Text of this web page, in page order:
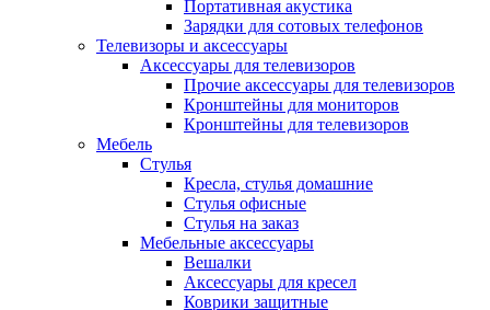
Портативная акустика
Зарядки для сотовых телефонов
Телевизоры и аксессуары
Аксессуары для телевизоров
Прочие аксессуары для телевизоров
Кронштейны для мониторов
Кронштейны для телевизоров
Мебель
Стулья
Кресла, стулья домашние
Стулья офисные
Стулья на заказ
Мебельные аксессуары
Вешалки
Аксессуары для кресел
Коврики защитные